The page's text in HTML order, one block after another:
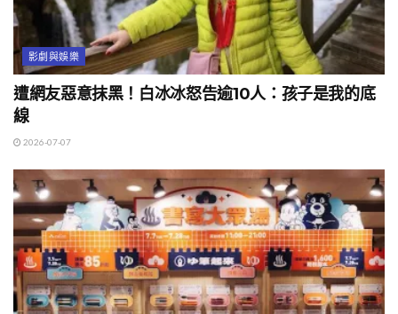
影劇與娛樂
遭網友惡意抹黑！白冰冰怒告逾10人：孩子是我的底
線
2026-07-07